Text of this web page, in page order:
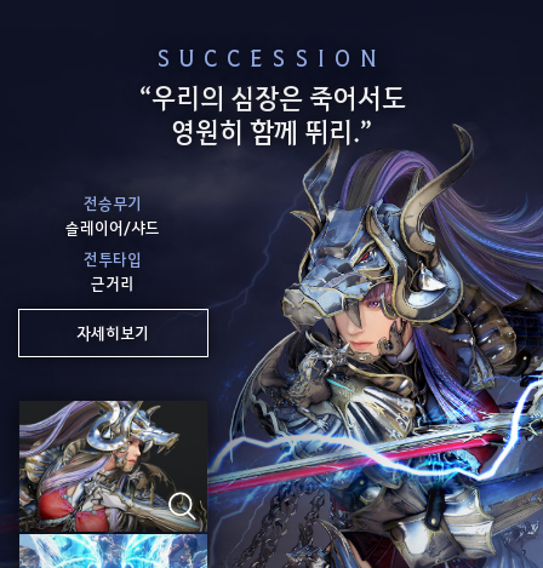
SUCCESSION
“우리의 심장은 죽어서도
영원히 함께 뛰리.”
전승무기
슬레이어/샤드
전투타입
근거리
자세히보기